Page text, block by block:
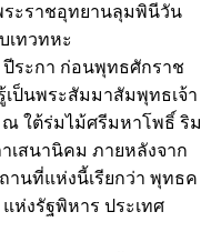
ระราชอุทยานลุมพินีวัน
เทวทหะ
ปีระกา ก่อนพุทธศักราช
เป็นพระสัมมาสัมพุทธเจ้า
ณ ใต้ร่มไม้ศรีมหาโพธิ์ ริม
เสนานิคม ภายหลังจาก
านที่แห่งนี้เรียกว่า พุทธค
ห่งรัฐพิหาร ประเทศ